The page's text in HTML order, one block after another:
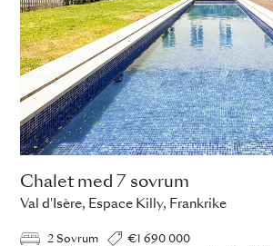
Chalet med 7 sovrum
Val d'Isère, Espace Killy, Frankrike
2 Sovrum
€1 690 000